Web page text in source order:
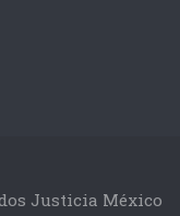
Justicia México